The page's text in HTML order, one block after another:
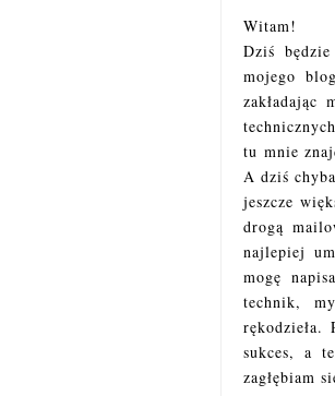
Witam!
Dziś
mojego
zakładając
tu mnie
A dziś
jeszcze
drogą
najlepiej
mogę
technik,
rękodzieła.
sukces, a
zagłębiam